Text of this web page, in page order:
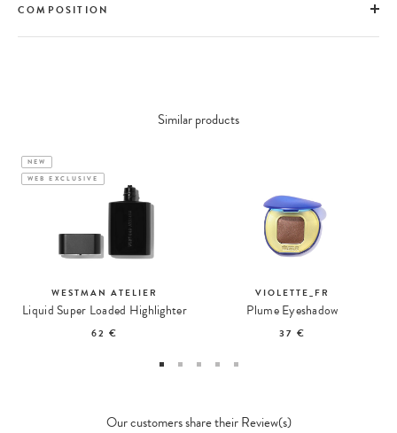
COMPOSITION
Similar products
NEW
WEB EXCLUSIVE
WESTMAN ATELIER
Liquid Super Loaded Highlighter
62 €
VIOLETTE_FR
Plume Eyeshadow
37 €
Our customers share their Review(s)